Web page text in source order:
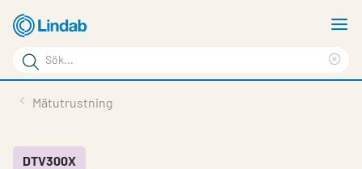
Hoppa
till
huvudinnehållet
Sökord
Sök
på
Service & Support
Mätutrustning
DTV300X